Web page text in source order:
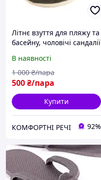
Літнє взуття для пляжу та
басейну, чоловічі сандалії
шльопанці тапочки через
палець
В наявності
500₴/пара
1 000 ₴/пара
Купити
КОМФОРТНІ РЕЧІ 92%